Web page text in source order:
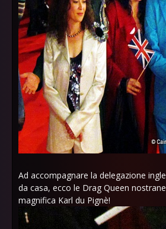
Ad accompagnare la delegazione
da casa, ecco le Drag Queen
magnifica Karl du Pignè!